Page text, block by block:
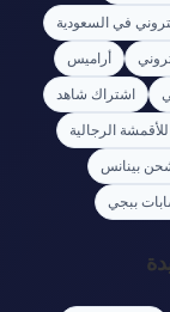
في السعودية
أراميس
اشتراك شاهد
الرجالية
بينانس
ببجي